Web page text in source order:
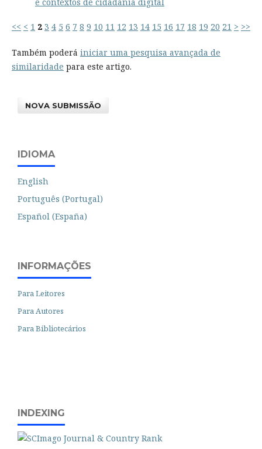
<< < 1 2 3 4 5 6 7 8 9 10 11 12 13 14 15 16 17 18 19 20 21 > >>
Também poderá iniciar uma pesquisa avançada de
similaridade para este artigo.
NOVA SUBMISSÃO
IDIOMA
English
Português (Portugal)
Español (España)
INFORMAÇÕES
Para Leitores
Para Autores
Para Bibliotecários
INDEXING